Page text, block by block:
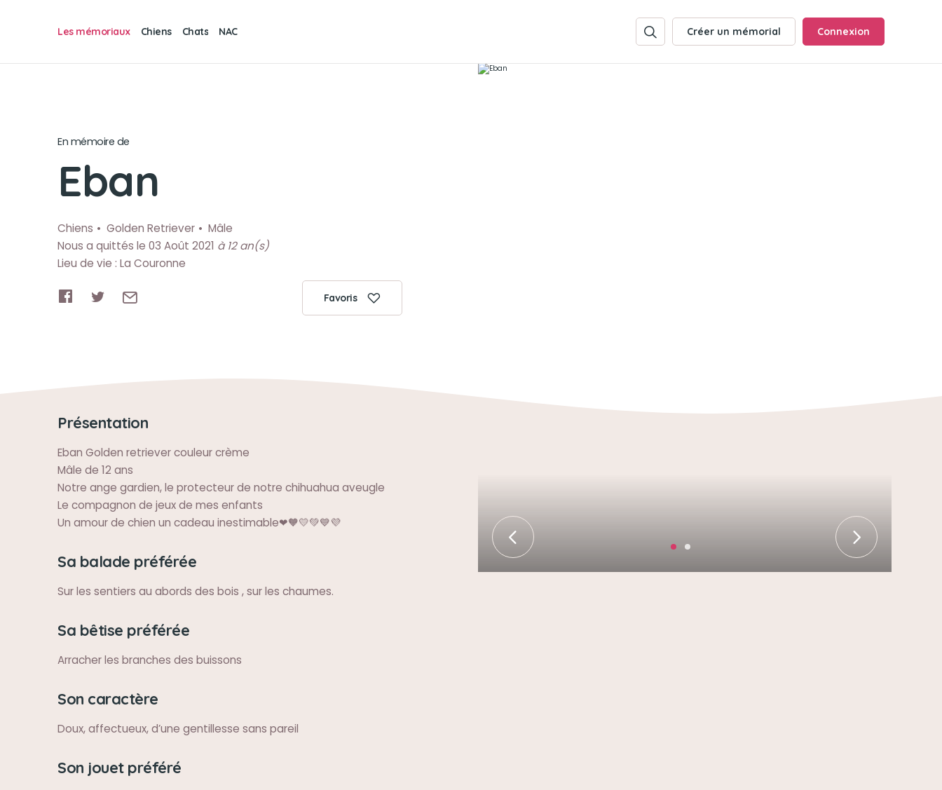
Les mémoriaux Chiens Chats NAC Créer un mémorial Connexion
En mémoire de
Eban
Chiens Golden Retriever
Mâle
Nous a quittés le 03 Août 2021 à 12 an(s)
Lieu de vie : La Couronne
Favoris
Présentation
Eban Golden retriever couleur crème
Mâle de 12 ans
Notre ange gardien, le protecteur de notre chihuahua aveugle
Le compagnon de jeux de mes enfants
Un amour de chien un cadeau inestimable❤🧡💛💚💙💜
Sa balade préférée
Sur les sentiers au abords des bois , sur les chaumes.
Sa bêtise préférée
Arracher les branches des buissons
Son caractère
Doux, affectueux, d’une gentillesse sans pareil
Son jouet préféré